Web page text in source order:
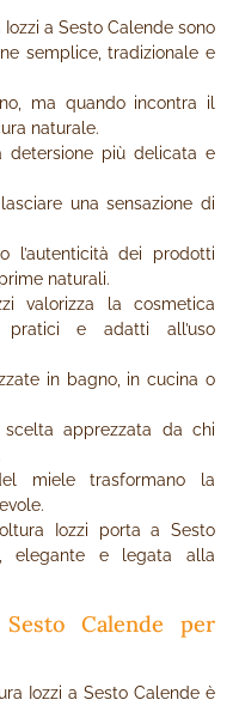
a Sesto Calende sono
semplice, tradizionale e
ma quando incontra il
naturale.
detersione più delicata e
una sensazione di
l’autenticità dei prodotti
naturali.
valorizza la cosmetica
pratici e adatti all’uso
in bagno, in cucina o
apprezzata da chi
miele trasformano la
Iozzi porta a Sesto
elegante e legata alla
Calende per
Iozzi a Sesto Calende è